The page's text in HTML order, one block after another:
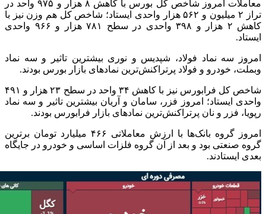
معاملات امروز شاخص کل بورس با کاهش ۸ هزار و ۹۷۵ واحد در
تراز ۲ میلیون و ۵۶۲ هزار واحدی ایستاد؛ شاخص کل هم وزن نیز با
کاهش ۲ هزار و ۳۹۸ واحدی در سطح ۷۸۱ هزار و ۹۶۶ واحدی
ایستاد.
امروز سه نماد فولاد، شپدیس و نوری بیشترین تاثیر و سه نماد
وبملت، خودرو و فولاد پرتراکنش‌ترین نماد‌های بازار بورس بودند.
شاخص کل فرابورس نیز با کاهش ۳۴ واحد در سطح ۲۳ هزار و ۴۹۱
واحدی ایستاد؛ امروز فزر، سامان و آریان بیشترین تاثیر و سه نماد
رپویا، فزر و نان پرتراکنش‌ترین نماد‌های بازار فرابورس بودند.
امروز گروه بانک‌ها با ارزش معاملاتی ۴۶۶ میلیارد تومان برترین
گروه صنعتی بود و بعد از آن گروه فلزات اساسی و خودرو در جایگاه
بعدی ایستادند.